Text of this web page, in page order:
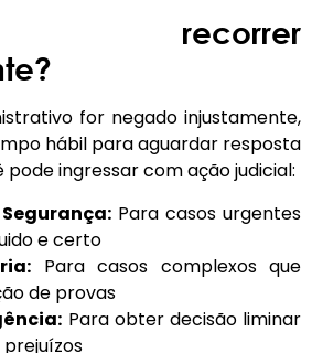
recorrer
for negado injustamente,
hábil para aguardar resposta
ingressar com ação judicial:
Para casos urgentes
e certo
Para casos complexos que
de provas
Para obter decisão liminar